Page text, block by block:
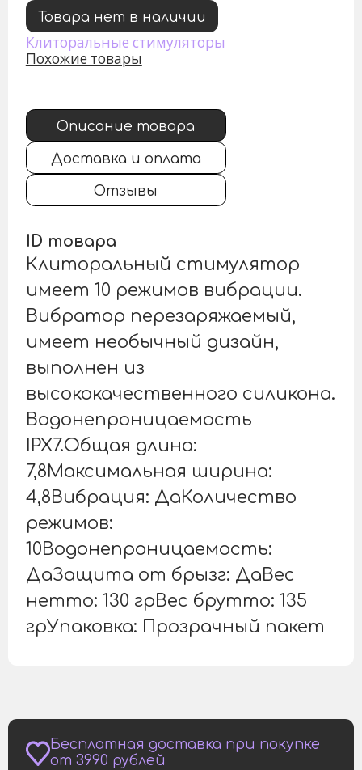
Товара нет в наличии
Клиторальные стимуляторы
Похожие товары
Описание товара
Доставка и оплата
Отзывы
ID товара
Клиторальный стимулятор
имеет 10 режимов вибрации.
Вибратор перезаряжаемый,
имеет необычный дизайн,
выполнен из
высококачественного силикона.
Водонепроницаемость
IPX7.Общая длина:
7,8Максимальная ширина:
4,8Вибрация: ДаКоличество
режимов:
10Водонепроницаемость:
ДаЗащита от брызг: ДаВес
нетто: 130 грВес брутто: 135
грУпаковка: Прозрачный пакет
Бесплатная доставка при покупке
от 3990 рублей